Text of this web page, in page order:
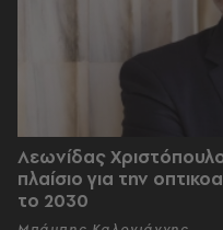
Λεωνίδας
πλαίσιο για την
το 2030